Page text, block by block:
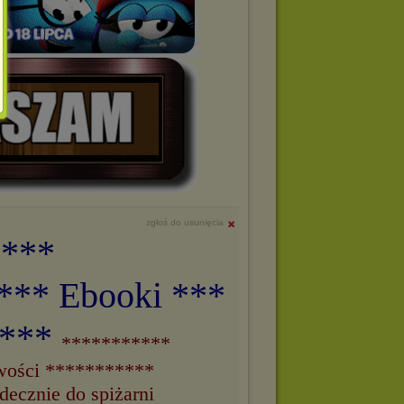
zgłoś do usunięcia
***
*** Ebooki ***
***********
***********
do spiżarni